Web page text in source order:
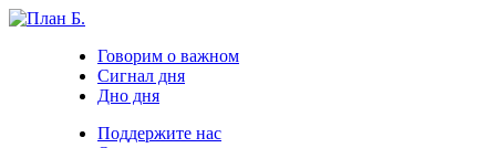
Говорим о важном
Сигнал дня
Дно дня
Поддержите нас